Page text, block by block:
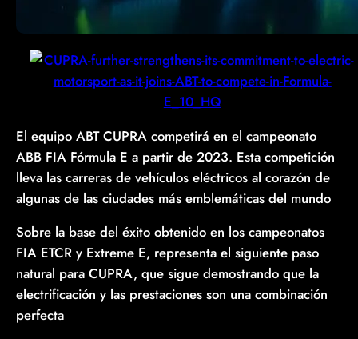
El equipo ABT CUPRA competirá en el campeonato
ABB FIA Fórmula E a partir de 2023. Esta competición
lleva las carreras de vehículos eléctricos al corazón de
algunas de las ciudades más emblemáticas del mundo
Sobre la base del éxito obtenido en los campeonatos
FIA ETCR y Extreme E, representa el siguiente paso
natural para CUPRA, que sigue demostrando que la
electrificación y las prestaciones son una combinación
perfecta